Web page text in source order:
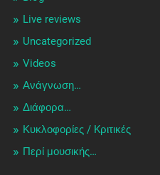
Live reviews
Uncategorized
Videos
Ανάγνωση…
Διάφορα…
Κυκλοφορίες / Kριτικές
Περί μουσικής…